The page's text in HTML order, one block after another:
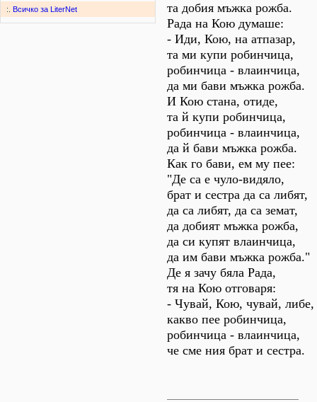
:. Всичко за LiterNet
та добия мъжка рожба.
Рада на Кою думаше:
- Иди, Кою, на атпазар,
та ми купи робинчица,
робинчица - влаинчица,
да ми бави мъжка рожба.
И Кою стана, отиде,
та й купи робинчица,
робинчица - влаинчица,
да й бави мъжка рожба.
Как го бави, ем му пее:
"Де са е чуло-видяло,
брат и сестра да са либят,
да са либят, да са земат,
да добият мъжка рожба,
да си купят влаинчица,
да им бави мъжка рожба."
Де я зачу бяла Рада,
тя на Кою отговаря:
- Чувай, Кою, чувай, либе,
какво пее робинчица,
робинчица - влаинчица,
че сме ния брат и сестра.